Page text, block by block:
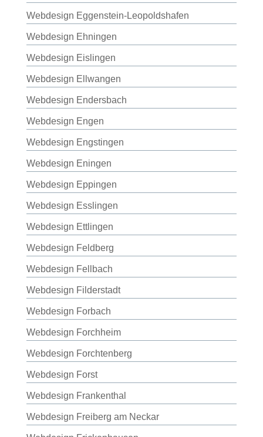
Webdesign Eggenstein-Leopoldshafen
Webdesign Ehningen
Webdesign Eislingen
Webdesign Ellwangen
Webdesign Endersbach
Webdesign Engen
Webdesign Engstingen
Webdesign Eningen
Webdesign Eppingen
Webdesign Esslingen
Webdesign Ettlingen
Webdesign Feldberg
Webdesign Fellbach
Webdesign Filderstadt
Webdesign Forbach
Webdesign Forchheim
Webdesign Forchtenberg
Webdesign Forst
Webdesign Frankenthal
Webdesign Freiberg am Neckar